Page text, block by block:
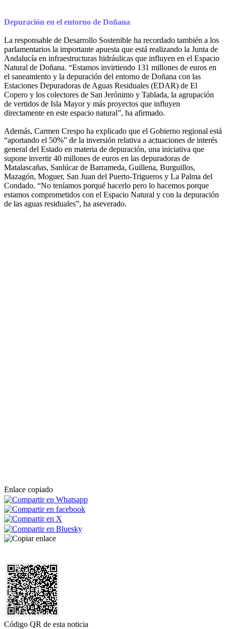
Depuración en el entorno de Doñana
La responsable de Desarrollo Sostenible ha recordado también a los
parlamentarios la importante apuesta que está realizando la Junta de
Andalucía en infraestructuras hidráulicas que influyen en el Espacio
Natural de Doñana. “Estamos invirtiendo 131 millones de euros en
el saneamiento y la depuración del entorno de Doñana con las
Estaciones Depuradoras de Aguas Residuales (EDAR) de El
Copero y los colectores de San Jerónimo y Tablada, la agrupación
de vertidos de Isla Mayor y más proyectos que influyen
directamente en este espacio natural”, ha afirmado.
Además, Carmen Crespo ha explicado que el Gobierno regional está
“aportando el 50%” de la inversión relativa a actuaciones de interés
general del Estado en materia de depuración, una iniciativa que
supone invertir 40 millones de euros en las depuradoras de
Matalascañas, Sanlúcar de Barrameda, Guillena, Burguillos,
Mazagón, Moguer, San Juan del Puerto-Trigueros y La Palma del
Condado. “No teníamos porqué hacerlo pero lo hacemos porque
estamos comprometidos con el Espacio Natural y con la depuración
de las aguas residuales”, ha aseverado.
Enlace copiado
Código QR de esta noticia